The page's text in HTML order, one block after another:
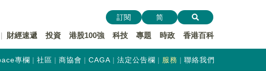
財經速遞 投資 港股100強 科技 專題 時政 香港百科
訂閱 简
專欄 社區 商協會 CAGA 法定公告欄 服務 聯絡我們